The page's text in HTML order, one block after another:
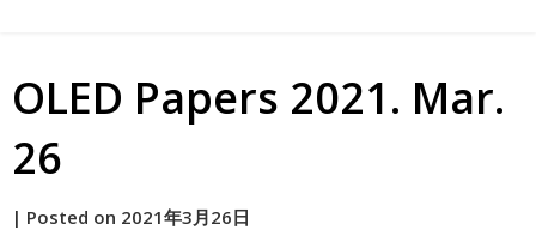
OLED Papers 2021. Mar.
26
by
| Posted on 2021年3月26日